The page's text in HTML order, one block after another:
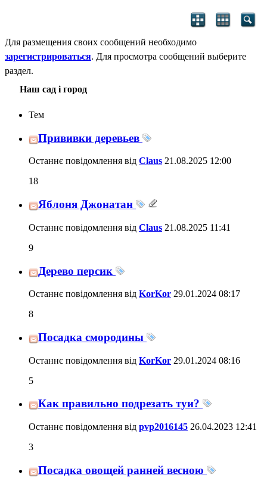
Для размещения своих сообщений необходимо
зарегистрироваться. Для просмотра сообщений выберите
раздел.
Наш сад і город
Тем
Прививки деревьев
Останнє повідомлення від Claus 21.08.2025 12:00
18
Яблоня Джонатан
Останнє повідомлення від Claus 21.08.2025 11:41
9
Дерево персик
Останнє повідомлення від KorKor 29.01.2024 08:17
8
Посадка смородины
Останнє повідомлення від KorKor 29.01.2024 08:16
5
Как правильно подрезать туи?
Останнє повідомлення від pvp2016145 26.04.2023 12:41
3
Посадка овощей ранней весною